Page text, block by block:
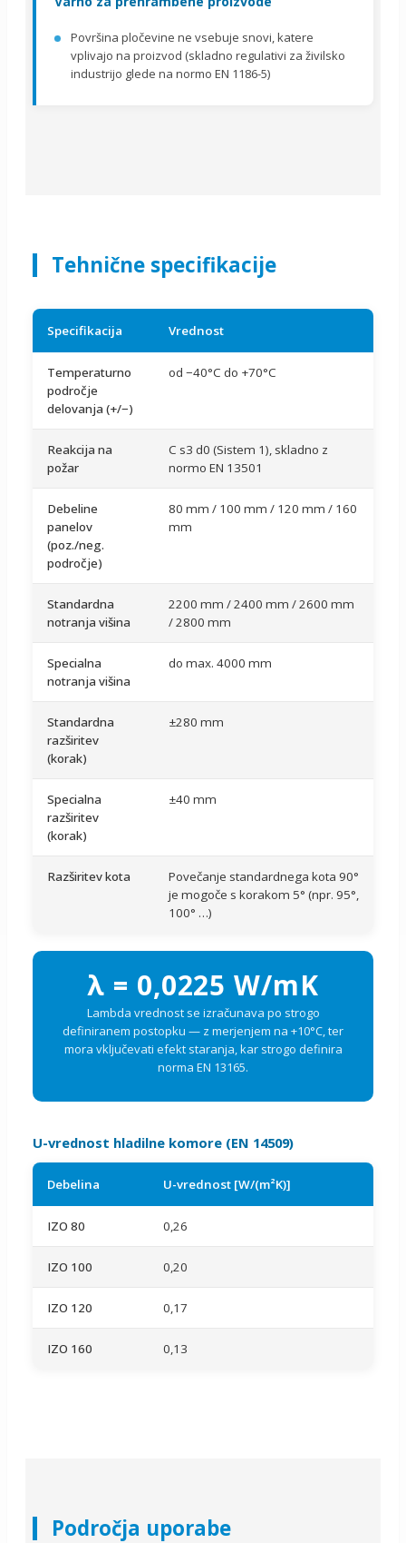
Površina pločevine ne vsebuje snovi, katere
vplivajo na proizvod (skladno regulativi za živilsko
industrijo glede na normo EN 1186-5)
Tehnične specifikacije
Specifikacija Vrednost
Temperaturno
področje
delovanja (+/−)
od −40°C do +70°C
Reakcija na
požar
C s3 d0 (Sistem 1), skladno z
normo EN 13501
Debeline
panelov
(poz./neg.
področje)
80 mm / 100 mm / 120 mm / 160
mm
Standardna
notranja višina
2200 mm / 2400 mm / 2600 mm
/ 2800 mm
Specialna
notranja višina
do max. 4000 mm
Standardna
razširitev
(korak)
±280 mm
Specialna
razširitev
(korak)
±40 mm
Razširitev kota
Povečanje standardnega kota 90°
je mogoče s korakom 5° (npr. 95°,
100° …)
λ = 0,0225 W/mK
Lambda vrednost se izračunava po strogo
definiranem postopku — z merjenjem na +10°C, ter
mora vključevati efekt staranja, kar strogo definira
norma EN 13165.
U-vrednost hladilne komore (EN 14509)
Debelina U-vrednost [W/(m²K)]
IZO 80 0,26
IZO 100 0,20
IZO 120 0,17
IZO 160 0,13
Področja uporabe